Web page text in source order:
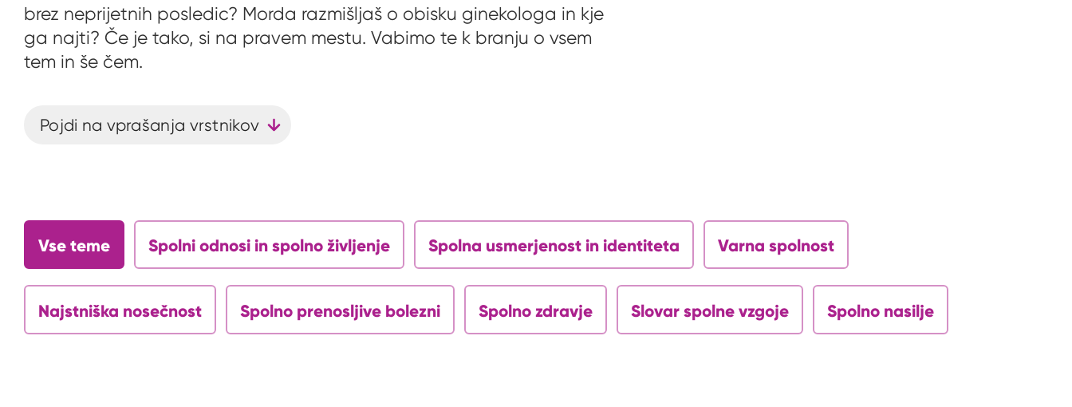
brez neprijetnih posledic? Morda razmišljaš o obisku ginekologa in kje
ga najti? Če je tako, si na pravem mestu. Vabimo te k branju o vsem
tem in še čem.
Pojdi na vprašanja vrstnikov
Vse teme Spolni odnosi in spolno življenje Spolna usmerjenost in identiteta Varna spolnost
Najstniška nosečnost Spolno prenosljive bolezni Spolno zdravje Slovar spolne vzgoje Spolno nasilje